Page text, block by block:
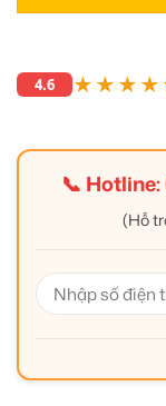
4.6
📞 Hotline:
(Hỗ